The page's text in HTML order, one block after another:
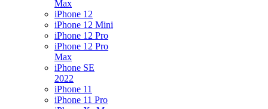
Max
iPhone 12
iPhone 12 Mini
iPhone 12 Pro
iPhone 12 Pro
Max
iPhone SE
2022
iPhone 11
iPhone 11 Pro